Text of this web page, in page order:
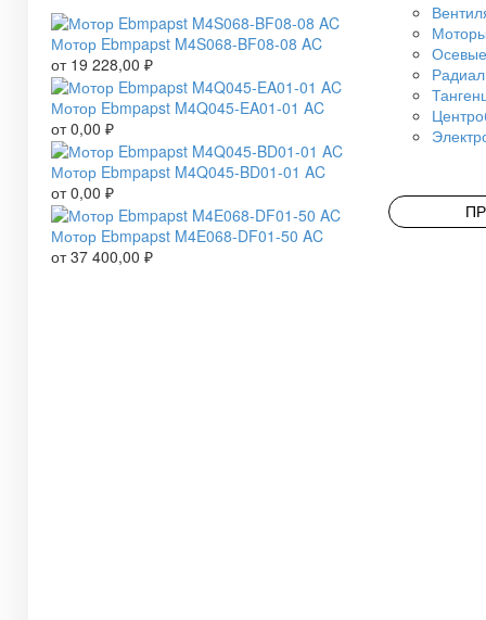
Мотор Ebmpapst M4S068-BF08-08 AC
от 19 228,00 ₽
Мотор Ebmpapst M4Q045-EA01-01 AC
от0,00 ₽
Мотор Ebmpapst M4Q045-BD01-01 AC
от0,00 ₽
Мотор Ebmpapst M4E068-DF01-50 AC
от37 400,00 ₽